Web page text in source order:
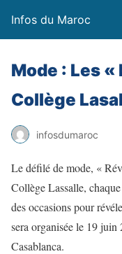
Infos du Maroc
Mode : Les
Collège
infosdumaroc
Le défilé de mode, «
Collège Lassalle,
des occasions pour
sera organisée le 19
Casablanca.